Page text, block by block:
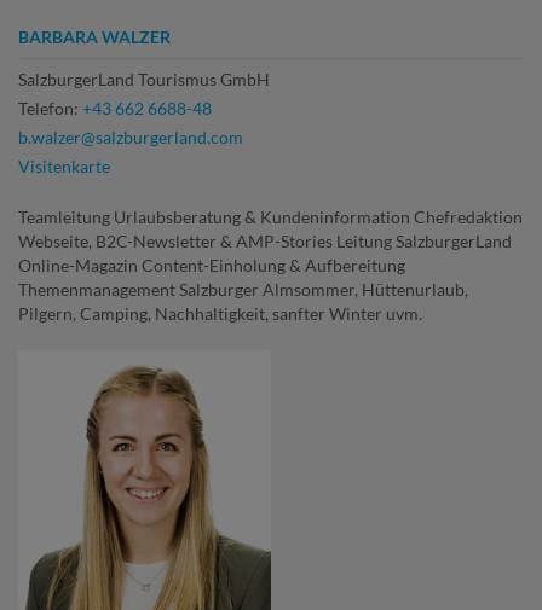
BARBARA WALZER
SalzburgerLand Tourismus GmbH
Telefon: +43 662 6688-48
b.walzer@salzburgerland.com
Visitenkarte
Teamleitung Urlaubsberatung & Kundeninformation Chefredaktion
Webseite, B2C-Newsletter & AMP-Stories Leitung SalzburgerLand
Online-Magazin Content-Einholung & Aufbereitung
Themenmanagement Salzburger Almsommer, Hüttenurlaub,
Pilgern, Camping, Nachhaltigkeit, sanfter Winter uvm.